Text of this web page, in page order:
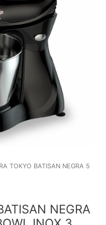
TOKYO BATISAN NEGRA 5
NEGRA